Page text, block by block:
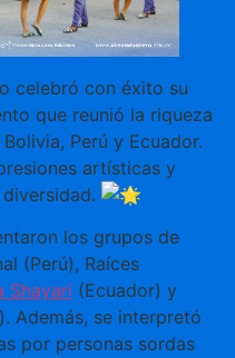
celebró con éxito su
que reunió la riqueza
Perú y Ecuador.
artísticas y
los grupos de
(Perú), Raíces
Shayari (Ecuador) y
Además, se interpretó
por personas sordas